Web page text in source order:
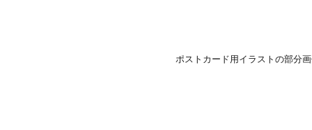
ポストカード用イラストの部分